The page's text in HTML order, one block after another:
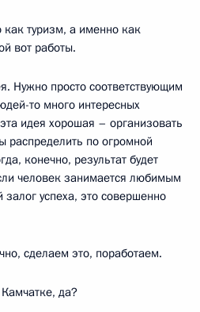
как туризм, а именно как
вот работы.
Нужно просто соответствующим
то много интересных
идея хорошая – организовать
распределить по огромной
конечно, результат будет
человек занимается любимым
успеха, это совершенно
сделаем это, поработаем.
да?